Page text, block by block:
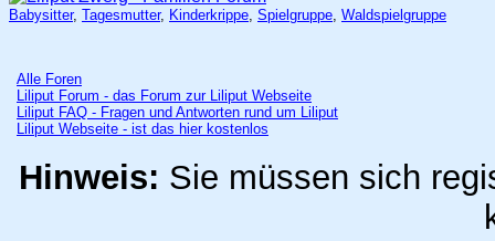
Babysitter, Tagesmutter, Kinderkrippe, Spielgruppe, Waldspielgruppe
Alle Foren
Liliput Forum - das Forum zur Liliput Webseite
Liliput FAQ - Fragen und Antworten rund um Liliput
Liliput Webseite - ist das hier kostenlos
Hinweis: Sie müssen sich